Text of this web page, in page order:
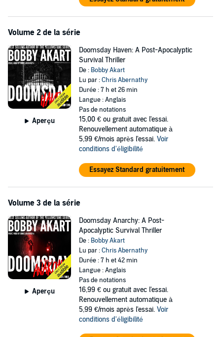
collapse eventually, and America will be no exception.
©2020 Wisteria Hall Inc. (P)2020 Wisteria Hall Inc.
Volume 2 de la série
Aperçu
Doomsday Haven: A Post-Apocalyptic
Survival Thriller
De : Bobby Akart
Lu par :Chris Abernathy
Durée : 7 h et 26 min
Langue : Anglais
Pas de notations
15,00 € ou gratuit avec l'essai.
Renouvellement automatique à
5,99 €/mois après l'essai. Voir
conditions d'éligibilité
Essayez Standard gratuitement
Volume 3 de la série
Aperçu
Doomsday Anarchy: A Post-
Apocalyptic Survival Thriller
De : Bobby Akart
Lu par :Chris Abernathy
Durée : 7 h et 42 min
Langue : Anglais
Pas de notations
16,99 € ou gratuit avec l'essai.
Renouvellement automatique à
5,99 €/mois après l'essai. Voir
conditions d'éligibilité